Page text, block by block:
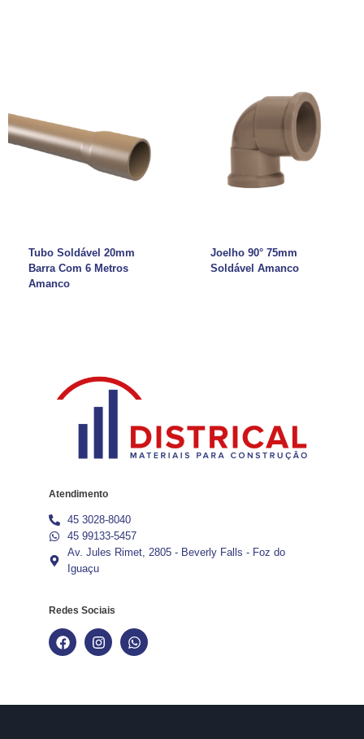
Tubo Soldável 20mm
Barra Com 6 Metros
Amanco
Joelho 90° 75mm
Soldável Amanco
Atendimento
45 3028-8040
45 99133-5457
Av. Jules Rimet, 2805 - Beverly Falls - Foz do
Iguaçu
Redes Sociais